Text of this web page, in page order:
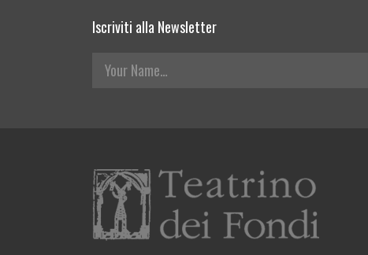
Iscriviti alla Newsletter
Your Name